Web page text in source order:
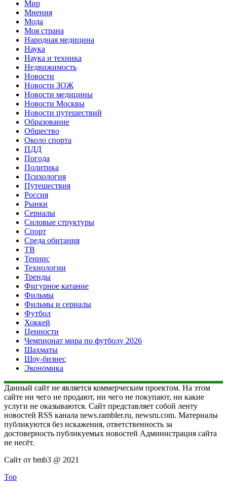
Мир
Мнения
Мода
Моя страна
Народная медицина
Наука
Наука и техника
Недвижимость
Новости
Новости ЗОЖ
Новости медицины
Новости Москвы
Новости путешествий
Образование
Общество
Около спорта
ПДД
Погода
Политика
Психология
Путешествия
Россия
Рынки
Сериалы
Силовые структуры
Спорт
Среда обитания
ТВ
Теннис
Технологии
Тренды
Фигурное катание
Фильмы
Фильмы и сериалы
Футбол
Хоккей
Ценности
Чемпионат мира по футболу 2026
Шахматы
Шоу-бизнес
Экономика
Данный сайт не является коммерческим проектом. На этом
сайте ни чего не продают, ни чего не покупают, ни какие
услуги не оказываются. Сайт представляет собой ленту
новостей RSS канала news.rambler.ru, newsru.com. Материалы
публикуются без искажения, ответственность за
достоверность публикуемых новостей Администрация сайта
не несёт.
Сайт от bmb3 @ 2021
Top